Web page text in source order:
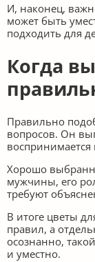
И, наконец,
может быть
подходить для
Когда
Правильно
вопросов. Он
Хорошо
мужчины, его
требуют
В итоге цветы
правил, а
осознанно,
и уместно.